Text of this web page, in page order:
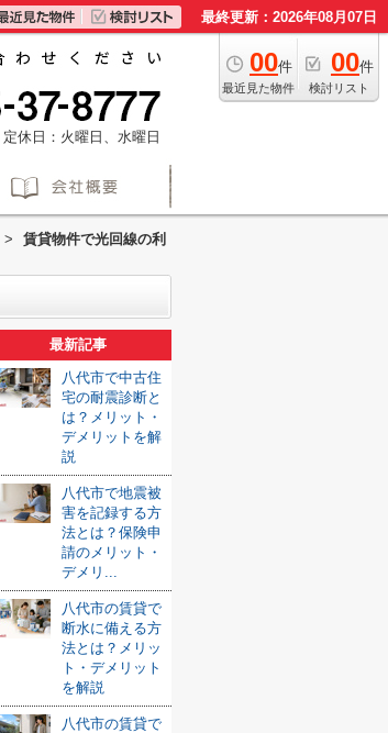
最終更新：2026年08月07日
00件
最近見た物件
00件
検討リスト
定休日：火曜日、水曜日
>
賃貸物件で光回線の利
最新記事
八代市で中古住
宅の耐震診断と
は？メリット・
デメリットを解
説
八代市で地震被
害を記録する方
法とは？保険申
請のメリット・
デメリ...
八代市の賃貸で
断水に備える方
法とは？メリッ
ト・デメリット
を解説
八代市の賃貸で